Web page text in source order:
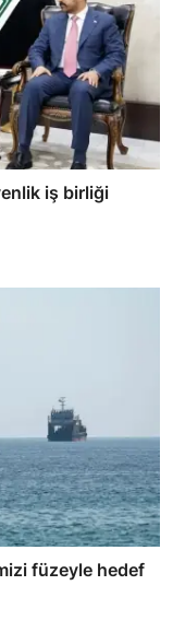
iş birliği
füzeyle hedef